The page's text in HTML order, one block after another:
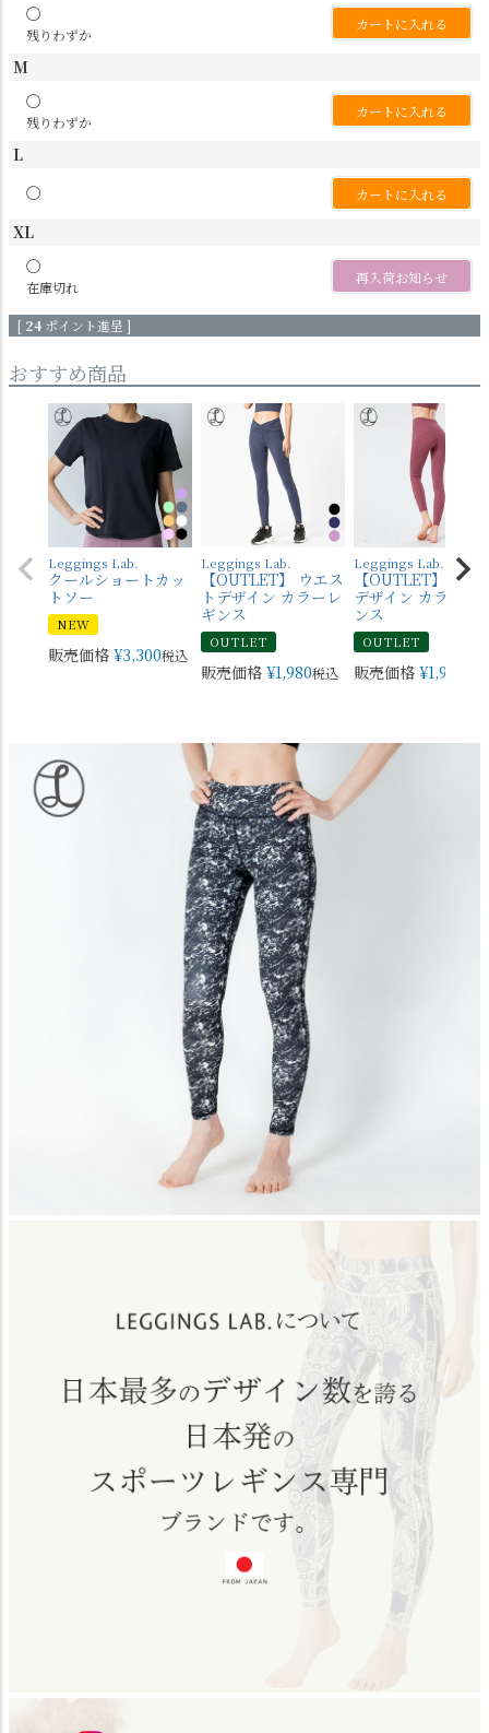
〇
残りわずか
カートに入れる
M
〇
残りわずか
カートに入れる
L
〇
カートに入れる
XL
〇
在庫切れ
再入荷お知らせ
[ 24 ポイント進呈 ]
おすすめ商品
Leggings Lab.
クールショートカッ
トソー
NEW
販売価格 ¥3,300税込
Leggings Lab.
【OUTLET】 ウエス
トデザイン カラーレ
ギンス
OUTLET
販売価格 ¥1,980税込
Leggings Lab.
【OUTLET】 バッ
デザイン カラーレ
ンス
OUTLET
販売価格 ¥1,980